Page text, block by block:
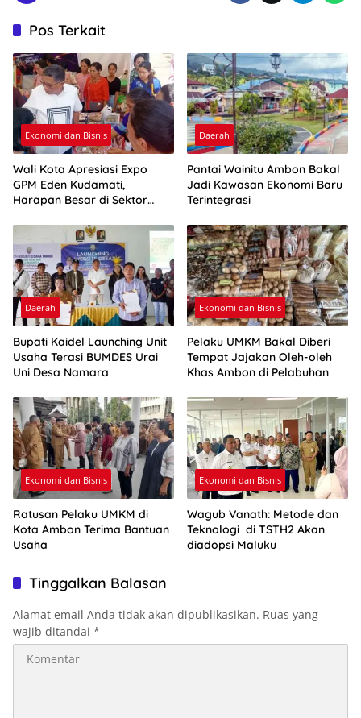
Pos Terkait
Ekonomi dan Bisnis
Wali Kota Apresiasi Expo
GPM Eden Kudamati,
Harapan Besar di Sektor
Daerah
Pantai Wainitu Ambon Bakal
Jadi Kawasan Ekonomi Baru
Terintegrasi
Daerah
Bupati Kaidel Launching Unit
Usaha Terasi BUMDES Urai
Uni Desa Namara
Ekonomi dan Bisnis
Pelaku UMKM Bakal Diberi
Tempat Jajakan Oleh-oleh
Khas Ambon di Pelabuhan
Ekonomi dan Bisnis
Ratusan Pelaku UMKM di
Kota Ambon Terima Bantuan
Usaha
Ekonomi dan Bisnis
Wagub Vanath: Metode dan
Teknologi di TSTH2 Akan
diadopsi Maluku
Tinggalkan Balasan
Alamat email Anda tidak akan dipublikasikan. Ruas yang
wajib ditandai *